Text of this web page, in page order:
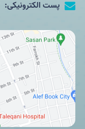
پست الکترونیکی: